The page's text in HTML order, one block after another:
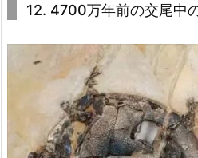
12. 4700万年前の交尾中